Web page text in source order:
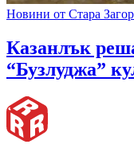
Новини от Стара
Казанлък
“Бузлуджа”